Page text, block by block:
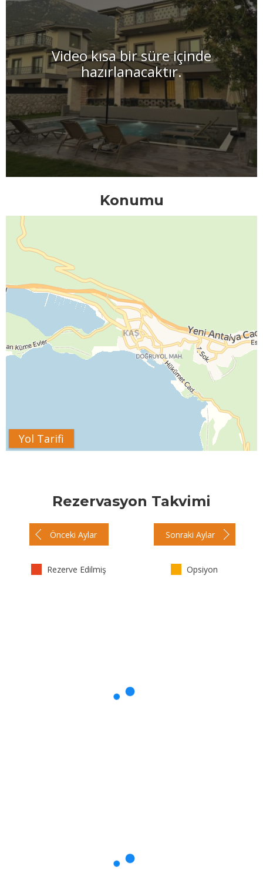
Video kısa bir süre içinde
hazırlanacaktır.
Konumu
Yol Tarifi
Rezervasyon Takvimi
Önceki Aylar Sonraki Aylar
Rezerve Edilmiş Opsiyon